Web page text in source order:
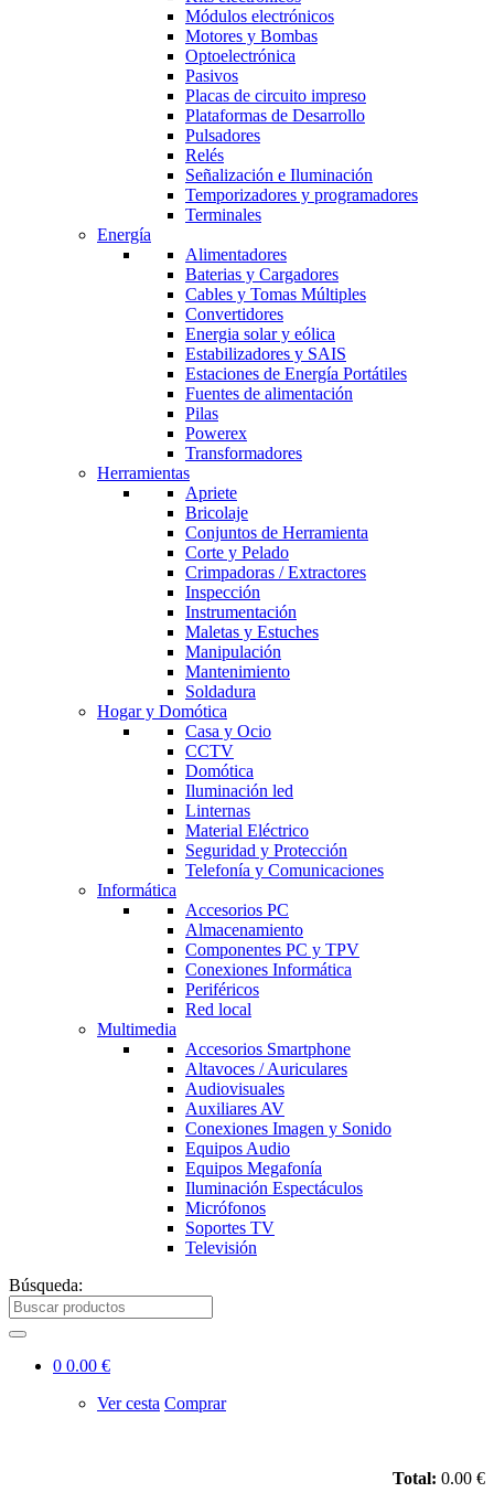
Módulos electrónicos
Motores y Bombas
Optoelectrónica
Pasivos
Placas de circuito impreso
Plataformas de Desarrollo
Pulsadores
Relés
Señalización e Iluminación
Temporizadores y programadores
Terminales
Energía
Alimentadores
Baterias y Cargadores
Cables y Tomas Múltiples
Convertidores
Energia solar y eólica
Estabilizadores y SAIS
Estaciones de Energía Portátiles
Fuentes de alimentación
Pilas
Powerex
Transformadores
Herramientas
Apriete
Bricolaje
Conjuntos de Herramienta
Corte y Pelado
Crimpadoras / Extractores
Inspección
Instrumentación
Maletas y Estuches
Manipulación
Mantenimiento
Soldadura
Hogar y Domótica
Casa y Ocio
CCTV
Domótica
Iluminación led
Linternas
Material Eléctrico
Seguridad y Protección
Telefonía y Comunicaciones
Informática
Accesorios PC
Almacenamiento
Componentes PC y TPV
Conexiones Informática
Periféricos
Red local
Multimedia
Accesorios Smartphone
Altavoces / Auriculares
Audiovisuales
Auxiliares AV
Conexiones Imagen y Sonido
Equipos Audio
Equipos Megafonía
Iluminación Espectáculos
Micrófonos
Soportes TV
Televisión
Búsqueda:
0 0.00 €
Ver cesta Comprar
Total: 0.00 €